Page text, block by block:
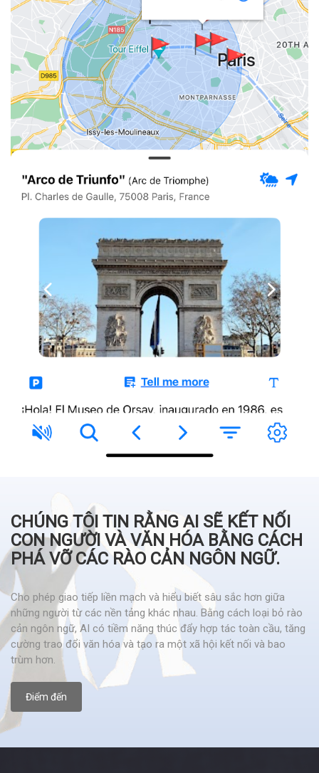
CHÚNG TÔI TIN RẰNG AI SẼ KẾT NỐI
CON NGƯỜI VÀ VĂN HÓA BẰNG CÁCH
PHÁ VỠ CÁC RÀO CẢN NGÔN NGỮ.
Cho phép giao tiếp liền mạch và hiểu biết sâu sắc hơn giữa
những người từ các nền tảng khác nhau. Bằng cách loại bỏ rào
cản ngôn ngữ, AI có tiềm năng thúc đẩy hợp tác toàn cầu, tăng
cường trao đổi văn hóa và tạo ra một xã hội kết nối và bao
trùm hơn.
Điểm đến